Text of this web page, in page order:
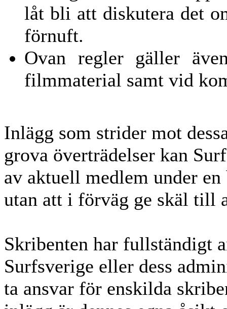
låt bli att diskutera det
förnuft.
Ovan regler gäller
filmmaterial samt vid
Inlägg som strider mot
grova överträdelser kan
av aktuell medlem under
utan att i förväg ge skäl till
Skribenten har fullständigt
Surfsverige eller dess
ta ansvar för enskilda